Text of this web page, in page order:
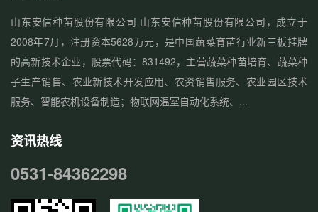
山东安信种苗股份有限公司 山东安信种苗股份有限公司，成立于
2008年7月，注册资本5628万元，是中国蔬菜育苗行业新三板挂牌
的高新技术企业，股票代码：831492，主营蔬菜种苗培育、蔬菜种
子生产销售、农业新技术开发应用、农资销售服务、农业园区技术
服务、智能农机设备制造；物联网温室自动化系统、...
资讯热线
0531-84362298